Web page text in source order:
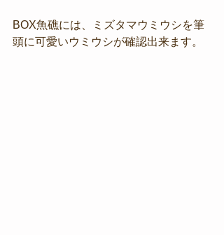
BOX魚礁には、ミズタマウミウシを筆
頭に可愛いウミウシが確認出来ます。